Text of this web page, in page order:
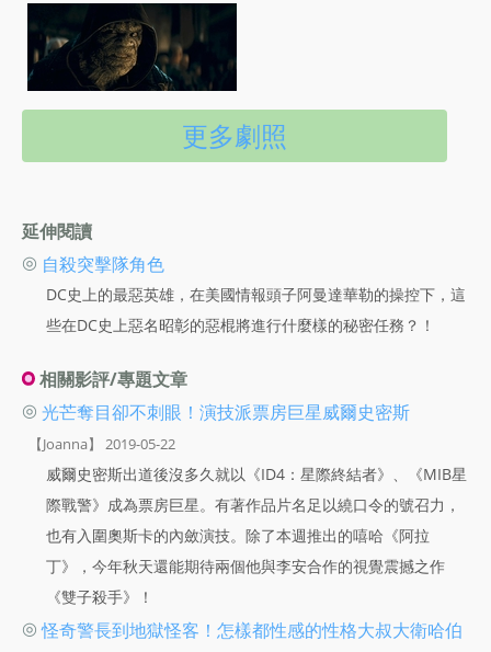
更多劇照
延伸閱讀
◎ 自殺突擊隊角色
DC史上的最惡英雄，在美國情報頭子阿曼達華勒的操控下，這
些在DC史上惡名昭彰的惡棍將進行什麼樣的秘密任務？！
相關影評/專題文章
◎ 光芒奪目卻不刺眼！演技派票房巨星威爾史密斯
【Joanna】 2019-05-22
威爾史密斯出道後沒多久就以《ID4：星際終結者》、《MIB星
際戰警》成為票房巨星。有著作品片名足以繞口令的號召力，
也有入圍奧斯卡的內斂演技。除了本週推出的嘻哈《阿拉
丁》，今年秋天還能期待兩個他與李安合作的視覺震撼之作
《雙子殺手》！
◎怪奇警長到地獄怪客！怎樣都性感的性格大叔大衛哈伯